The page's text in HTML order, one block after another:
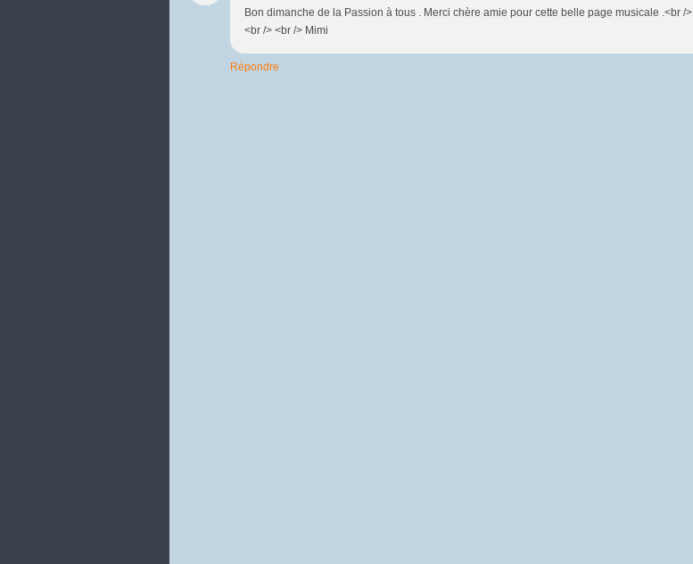
Bon dimanche de la Passion à tous . Merci chère amie pour cette belle page musicale .<br />
<br /> <br /> Mimi
Répondre